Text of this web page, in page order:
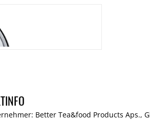
Better Tea&food Products Aps.,